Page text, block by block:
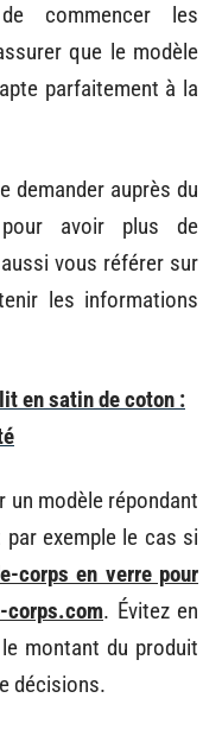
commencer les
que le modèle
parfaitement à la
demander auprès du
avoir plus de
vous référer sur
les informations
en satin de coton :
modèle répondant
exemple le cas si
corps en verre pour
. Évitez en
montant du produit
décisions.